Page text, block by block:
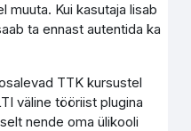
muuta. Kui kasutaja lisab
ta ennast autentida ka
TTK kursustel
väline tööriist plugina
nende oma ülikooli